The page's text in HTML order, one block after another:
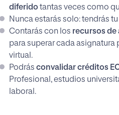
diferidotantas veces como
Nunca estarás solo: tendrás tu
Contarás con los recursos de
para superar cada
virtual.
Podrás convalidar créditos
Profesional, estudios
laboral.